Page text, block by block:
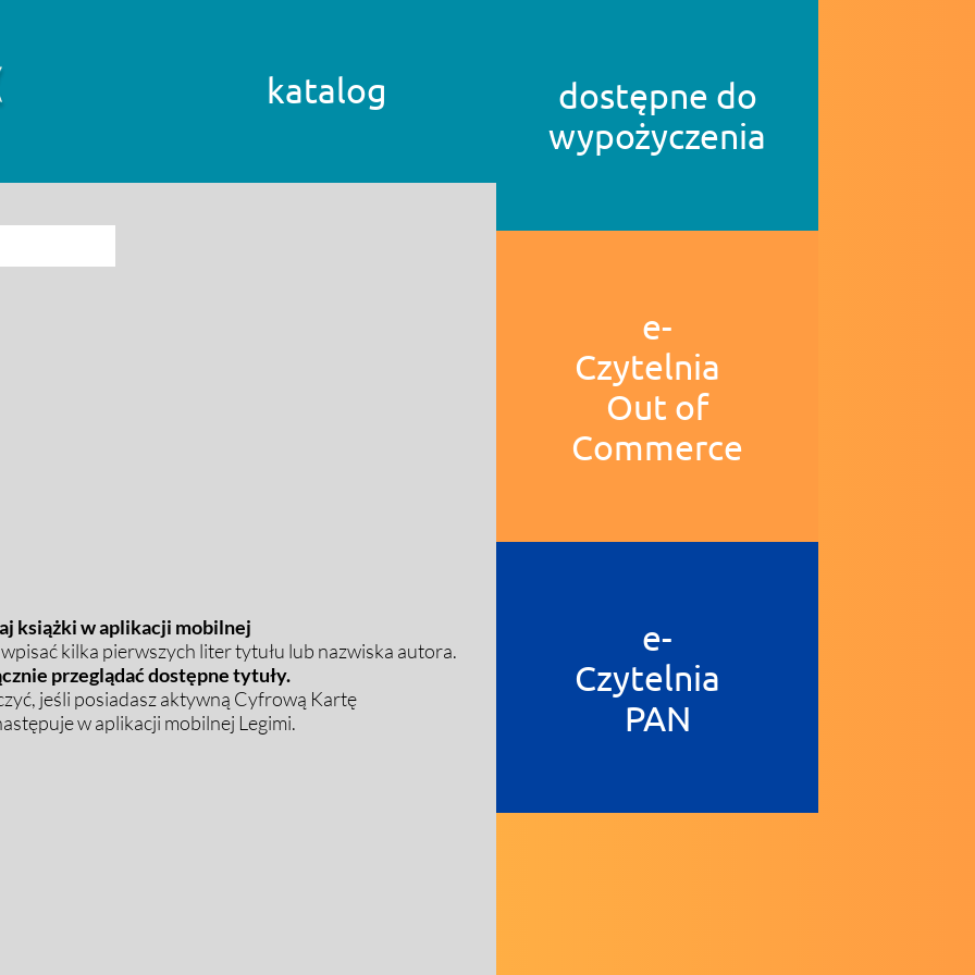
katalog
książki w aplikacji mobilnej
kilka pierwszych liter tytułu lub nazwiska autora.
przeglądać dostępne tytuły.
jeśli posiadasz aktywną Cyfrową Kartę
w aplikacji mobilnej Legimi.
dostępne do
wypożyczenia
e-
Czytelnia
Out of
Commerce
e-
Czytelnia
PAN